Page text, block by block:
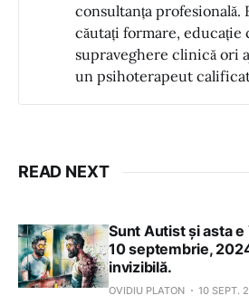
consultanța profesională.
căutați formare, educație
supraveghere clinică ori
un psihoterapeut
READ NEXT
Sunt Autist și asta
10 septembrie,
invizibilă.
OVIDIU PLATON 10 SEPT.